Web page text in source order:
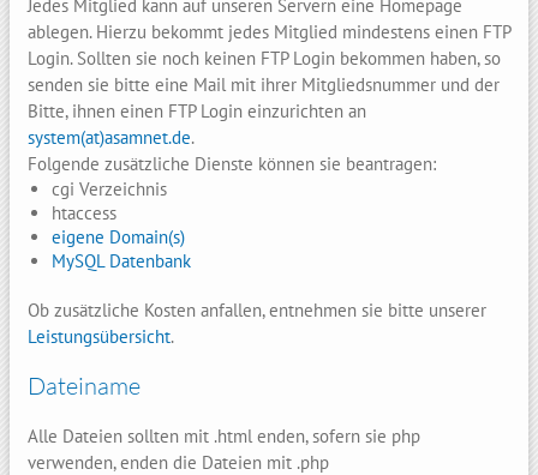
Jedes Mitglied kann auf unseren Servern eine Homepage
ablegen. Hierzu bekommt jedes Mitglied mindestens einen FTP
Login. Sollten sie noch keinen FTP Login bekommen haben, so
senden sie bitte eine Mail mit ihrer Mitgliedsnummer und der
Bitte, ihnen einen FTP Login einzurichten an
system(at)asamnet.de.
Folgende zusätzliche Dienste können sie beantragen:
cgi Verzeichnis
htaccess
eigene Domain(s)
MySQL Datenbank
Ob zusätzliche Kosten anfallen, entnehmen sie bitte unserer
Leistungsübersicht.
Dateiname
Alle Dateien sollten mit .html enden, sofern sie php
verwenden, enden die Dateien mit .php